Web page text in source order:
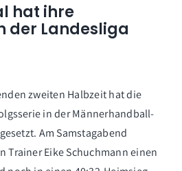
hat ihre
der Landesliga
zweiten Halbzeit hat die
in der Männerhandball-
Am Samstagabend
Trainer Eike Schuchmann einen